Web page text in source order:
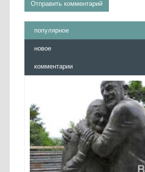
популярное
новое
комментарии